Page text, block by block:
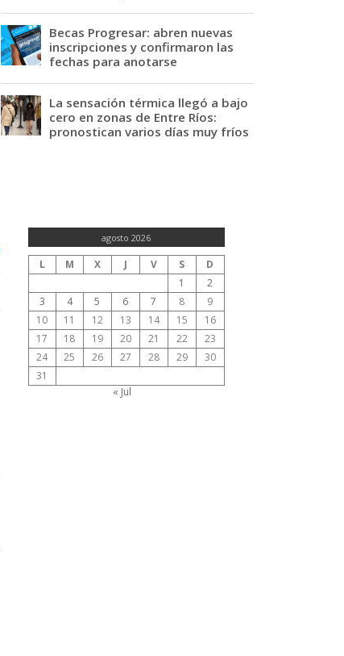
Becas Progresar: abren nuevas
inscripciones y confirmaron las
fechas para anotarse
La sensación térmica llegó a bajo
cero en zonas de Entre Ríos:
pronostican varios días muy fríos
agosto 2026
L M X J V S
D
1
2
3
4 5 6 7 8
9
10
11 12 13 14 15
16
17
18 19 20 21 22
23
24
25 26 27 28 29
30
31
« Jul